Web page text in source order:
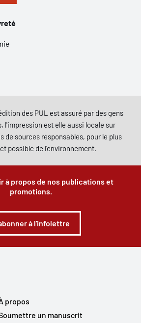
des PUL est assuré par des gens
l'impression est elle aussi locale sur
de sources responsables, pour le plus
possible de l'environnement.
à propos de nos publications et
promotions.
à l'infolettre
propos
un manuscrit